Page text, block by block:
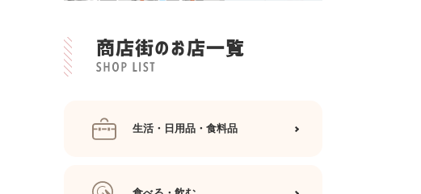
商店街のお店一覧
生活・日用品・食料品